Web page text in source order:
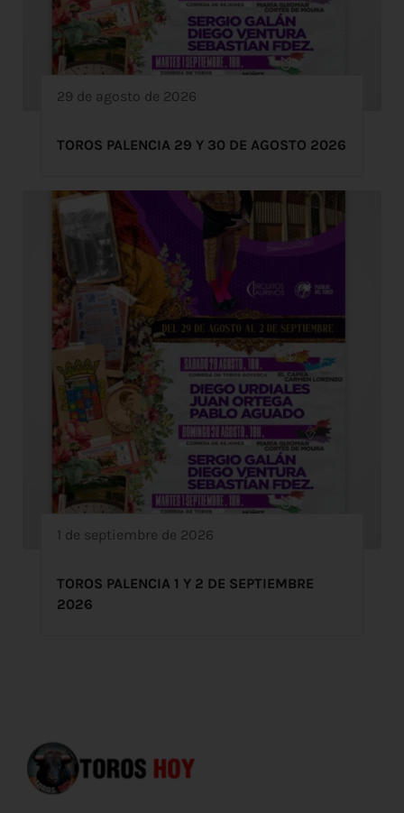
29 de agosto de 2026
TOROS PALENCIA 29 Y 30 DE AGOSTO 2026
1 de septiembre de 2026
TOROS PALENCIA 1 Y 2 DE SEPTIEMBRE
2026